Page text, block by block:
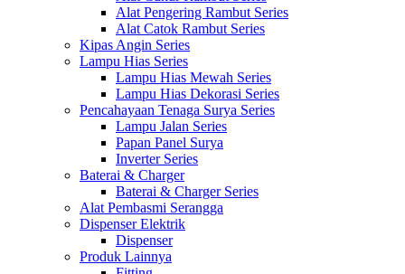
Alat Pengering Rambut Series
Alat Catok Rambut Series
Kipas Angin Series
Lampu Hias Series
Lampu Hias Mewah Series
Lampu Hias Dekorasi Series
Pencahayaan Tenaga Surya Series
Lampu Jalan Series
Papan Panel Surya
Inverter Series
Baterai & Charger
Baterai & Charger Series
Alat Pembasmi Serangga
Dispenser Elektrik
Dispenser
Produk Lainnya